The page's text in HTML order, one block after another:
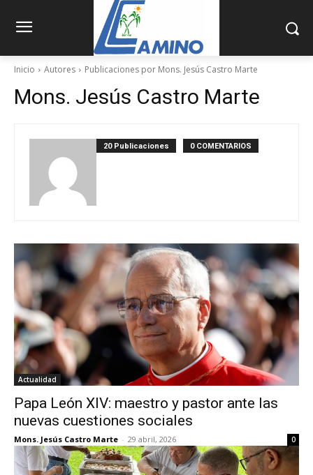
Inicio Autores Publicaciones por Mons. Jesús Castro Marte
Mons. Jesús Castro Marte
20 Publicaciones 0 COMENTARIOS
Actualidad
Papa León XIV: maestro y pastor ante las
nuevas cuestiones sociales
Mons. Jesús Castro Marte - 29 abril, 2026 0